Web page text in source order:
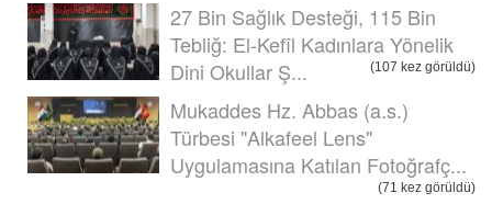
27 Bin Sağlık Desteği, 115 Bin
Tebliğ: El-Kefîl Kadınlara Yönelik
Dini Okullar Ş...
(107 kez görüldü)
Mukaddes Hz. Abbas (a.s.)
Türbesi "Alkafeel Lens"
Uygulamasına Katılan Fotoğrafç...
(71 kez görüldü)